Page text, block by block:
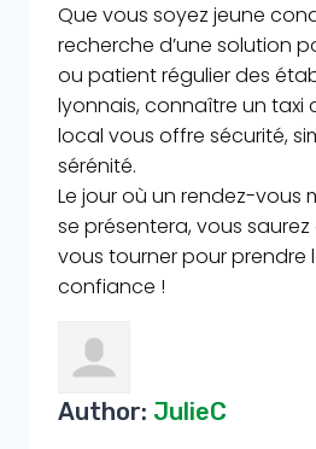
Que vous soyez jeune
recherche d’une solution
ou patient régulier des
lyonnais, connaître un taxi
local vous offre sécurité,
sérénité.
Le jour où un rendez-vous
se présentera, vous
vous tourner pour prendre
confiance !
Author: JulieC